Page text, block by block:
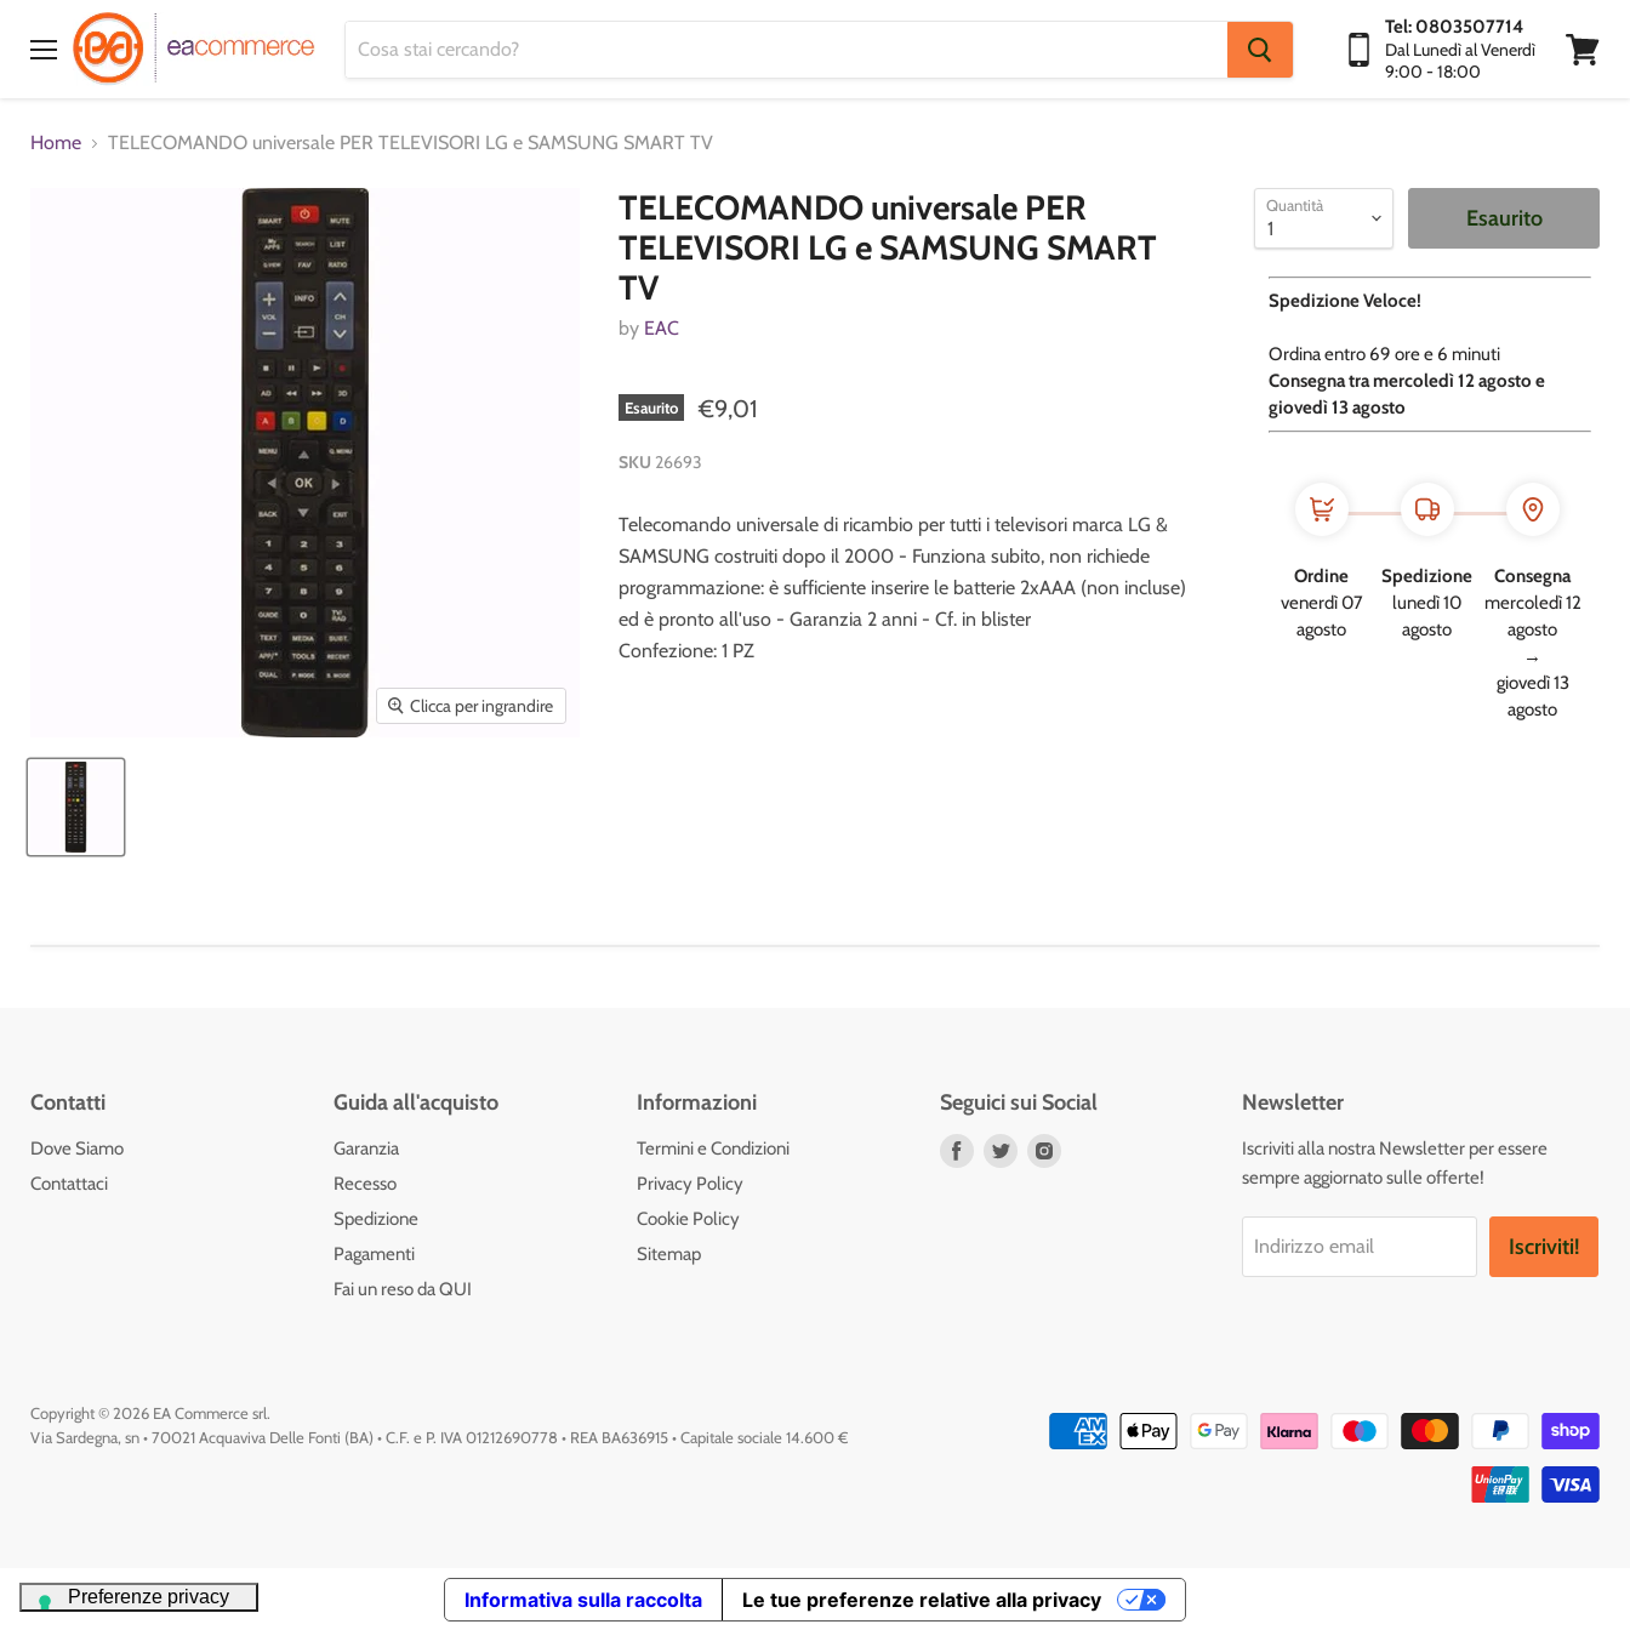
Menu
Tel: 0803507714
Dal Lunedì al Venerdì
9:00 - 18:00
Home TELECOMANDO universale PER TELEVISORI LG e SAMSUNG SMART TV
Clicca per ingrandire
TELECOMANDO universale PER
TELEVISORI LG e SAMSUNG SMART
TV
by EAC
Esaurito €9,01
SKU 26693
Telecomando universale di ricambio per tutti i televisori marca LG &
SAMSUNG costruiti dopo il 2000 - Funziona subito, non richiede
programmazione: è sufficiente inserire le batterie 2xAAA (non incluse)
ed è pronto all'uso - Garanzia 2 anni - Cf. in blister
Confezione: 1 PZ
Quantità Esaurito
Spedizione Veloce!
Ordina entro 69 ore e 6 minuti
​Consegna tra mercoledì 12 agosto e
giovedì 13 agosto
Ordine
venerdì 07
agosto
Spedizione
lunedì 10
agosto
Consegna
mercoledì 12
agosto
→
giovedì 13
agosto
Contatti
Dove Siamo
Contattaci
Guida all'acquisto
Garanzia
Recesso
Spedizione
Pagamenti
Fai un reso da QUI
Informazioni
Termini e Condizioni
Privacy Policy
Cookie Policy
Sitemap
Seguici sui Social
Trovaci Trovaci
Newsletter
Iscriviti alla nostra Newsletter per essere
sempre aggiornato sulle offerte!
Indirizzo email Iscriviti!
Copyright © 2026 EA Commerce srl.
Via Sardegna, sn • 70021 Acquaviva Delle Fonti (BA) • C.F. e P. IVA 01212690778 • REA BA636915 • Capitale sociale 14.600 €
Informativa sulla raccolta Le tue preferenze relative alla privacy